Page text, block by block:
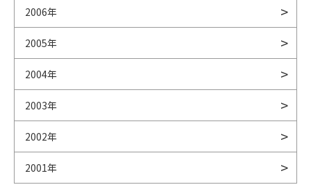
2006年
2005年
2004年
2003年
2002年
2001年